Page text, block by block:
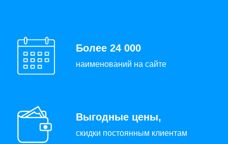
Более 24 000
наименований на сайте
Выгодные цены,
скидки постоянным клиентам